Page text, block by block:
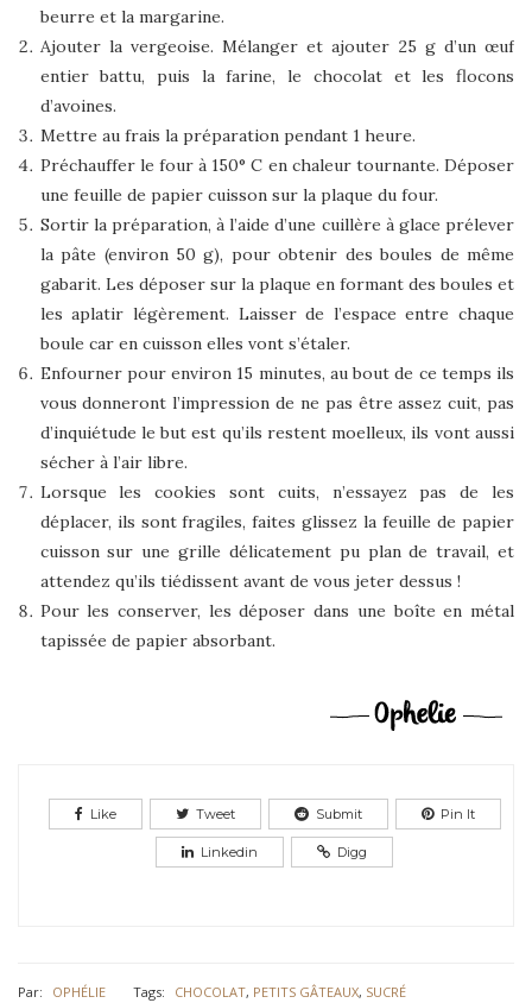
beurre et la margarine.
Ajouter la vergeoise. Mélanger et ajouter 25 g d’un œuf
entier battu, puis la farine, le chocolat et les flocons
d’avoines.
Mettre au frais la préparation pendant 1 heure.
Préchauffer le four à 150° C en chaleur tournante. Déposer
une feuille de papier cuisson sur la plaque du four.
Sortir la préparation, à l’aide d’une cuillère à glace prélever
la pâte (environ 50 g), pour obtenir des boules de même
gabarit. Les déposer sur la plaque en formant des boules et
les aplatir légèrement. Laisser de l’espace entre chaque
boule car en cuisson elles vont s’étaler.
Enfourner pour environ 15 minutes, au bout de ce temps ils
vous donneront l’impression de ne pas être assez cuit, pas
d’inquiétude le but est qu’ils restent moelleux, ils vont aussi
sécher à l’air libre.
Lorsque les cookies sont cuits, n’essayez pas de les
déplacer, ils sont fragiles, faites glissez la feuille de papier
cuisson sur une grille délicatement pu plan de travail, et
attendez qu’ils tiédissent avant de vous jeter dessus !
Pour les conserver, les déposer dans une boîte en métal
tapissée de papier absorbant.
Like Tweet Submit Pin It
Linkedin Digg
Par: OPHÉLIE Tags: CHOCOLAT, PETITS GÂTEAUX, SUCRÉ